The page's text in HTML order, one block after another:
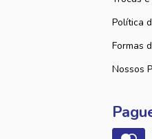
Política
Formas
Nossos